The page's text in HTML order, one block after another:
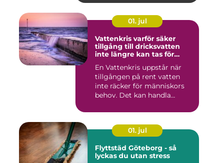
01. jul
Vattenkris varför säker
tillgång till dricksvatten
inte längre kan tas för
En Vattenkris uppstår när
tillgången på rent vatten
inte räcker för människors
behov. Det kan handla...
01. jul
Flyttstäd Göteborg - så
lyckas du utan stress